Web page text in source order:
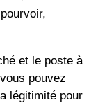
et le poste à
pouvez
légitimité pour